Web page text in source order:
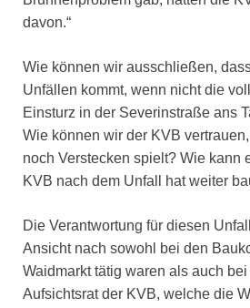
davon.“
Wie können wir ausschließen,
Unfällen kommt, wenn nicht die
Einsturz in der Severinstraße ans
Wie können wir der KVB
noch Verstecken spielt? Wie kann
KVB nach dem Unfall hat weiter
Die Verantwortung für diesen
Ansicht nach sowohl bei den
Waidmarkt tätig waren als auch bei
Aufsichtsrat der KVB, welche die